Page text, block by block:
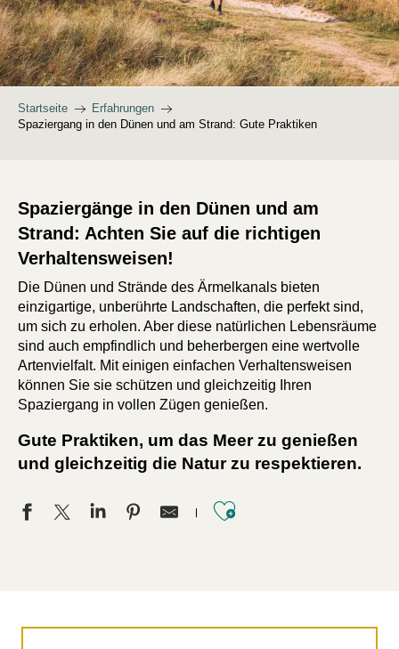
Startseite
Erfahrungen
Spaziergang in den Dünen und am Strand: Gute Praktiken
Spaziergänge in den Dünen und am
Strand: Achten Sie auf die richtigen
Verhaltensweisen!
Die Dünen und Strände des Ärmelkanals bieten
einzigartige, unberührte Landschaften, die perfekt sind,
um sich zu erholen. Aber diese natürlichen Lebensräume
sind auch empfindlich und beherbergen eine wertvolle
Artenvielfalt. Mit einigen einfachen Verhaltensweisen
können Sie sie schützen und gleichzeitig Ihren
Spaziergang in vollen Zügen genießen.
Gute Praktiken, um das Meer zu genießen
und gleichzeitig die Natur zu respektieren.
Ajouter aux